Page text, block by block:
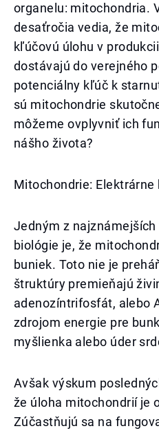
organelu: mitochondria.
desaťročia vedia, že
kľúčovú úlohu v
dostávajú do verejného
potenciálny kľúč k
sú mitochondrie
môžeme ovplyvniť ich
nášho života?
Mitochondrie: Elektrárne
Jedným z najznámejších
biológie je, že
buniek. Toto nie je
štruktúry premieňajú
adenozíntrifosfát, alebo
zdrojom energie pre
myšlienka alebo úder
Avšak výskum
že úloha mitochondrií je
Zúčastňujú sa na